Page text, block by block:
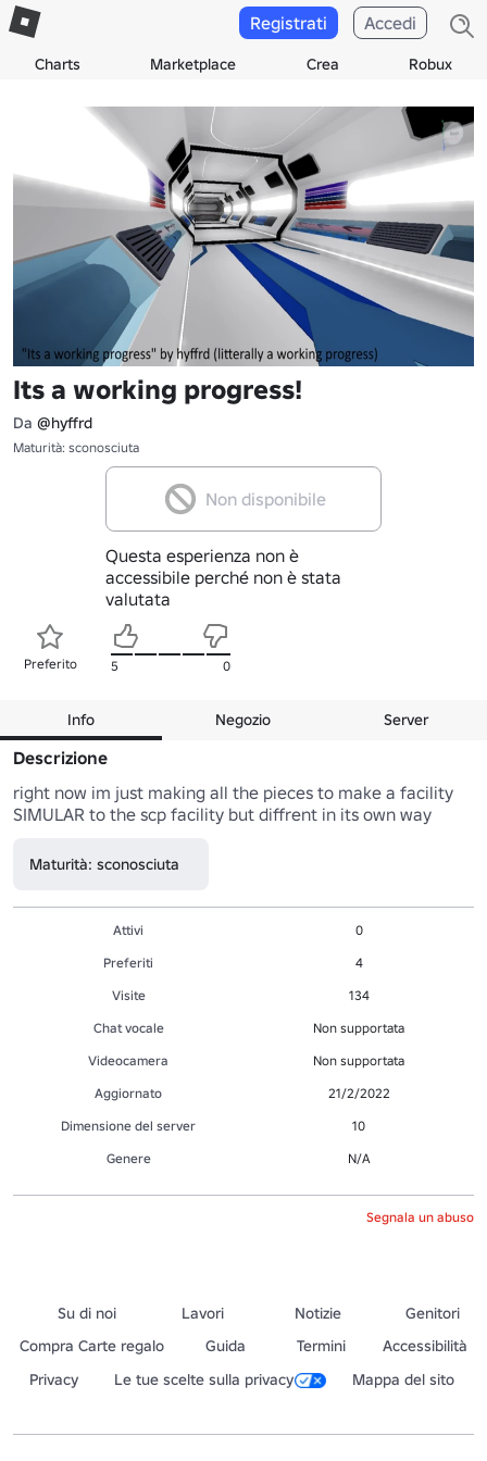
Charts Marketplace Crea Robux
Registrati Accedi
Its a working progress!
Da @hyffrd
Maturità: sconosciuta
Non disponibile
Questa esperienza non è
accessibile perché non è stata
valutata
Preferito 5 0
Info Negozio Server
Descrizione
right now im just making all the pieces to make a facility
SIMULAR to the scp facility but diffrent in its own way
Maturità: sconosciuta
Attivi
0
Preferiti
4
Visite
134
Chat vocale
Non supportata
Videocamera
Non supportata
Aggiornato
21/2/2022
Dimensione del server
10
Genere
N/A
Segnala un abuso
Su di noi Lavori Notizie
Genitori
Compra Carte regalo
Guida Termini
Accessibilità
Privacy
Le tue scelte sulla privacy Mappa del sito